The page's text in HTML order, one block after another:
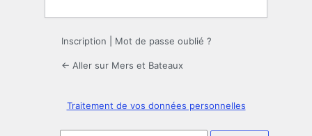
Inscription Mot de passe oublié ?
← Aller sur Mers et Bateaux
Traitement de vos données personnelles